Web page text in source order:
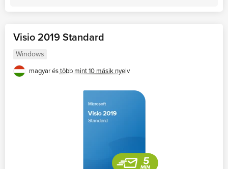
Visio 2019 Standard
Windows
magyar éstöbb mint 10 másik nyelv